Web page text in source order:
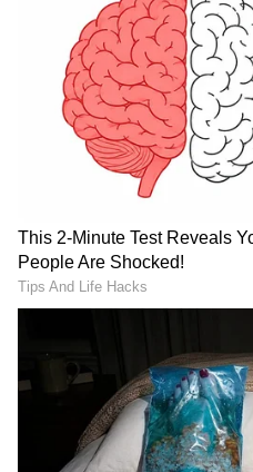
ಮೊದಲು ಐವಿ ಬ್ಲೂಮ್,
ಶೌಚಾಲಯವನ್ನೇ ಬಳಸಲು
ಶೌಚಾಲಯ ಕೊಳಕಾಗುತ್ತೆ,
ಕಾರಣಕ್ಕೆ ಬಯಲು ಶೌಚಾಲಯದ
ಮನೆಗೆ ಬರುವ ಅತಿಥಿಗಳು
ಸ್ವಲ್ಪ ಕಷ್ಟಪಡಬೇಕು.
ಮೊದಲು ಐವಿ ಬ್ಲೂಮ್ ಎರಡು
ಬೂಟ್ ಮೇಲೆ
ಬಳಸಿದ ಜಾಗಕ್ಕೆ ಮಾರ್ಕ್